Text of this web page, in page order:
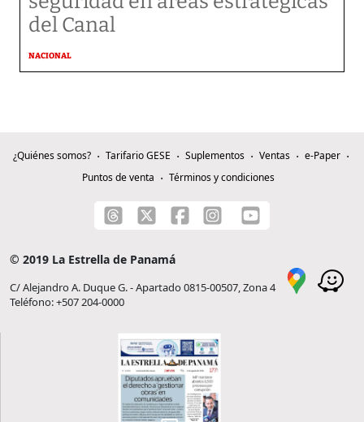
del Canal
NACIONAL
¿Quiénes somos? Tarifario GESE Suplementos Ventas
e-Paper
Puntos de venta
Términos y condiciones
© 2019 La Estrella de Panamá
C/ Alejandro A. Duque G. - Apartado 0815-00507, Zona 4
Teléfono: +507 204-0000